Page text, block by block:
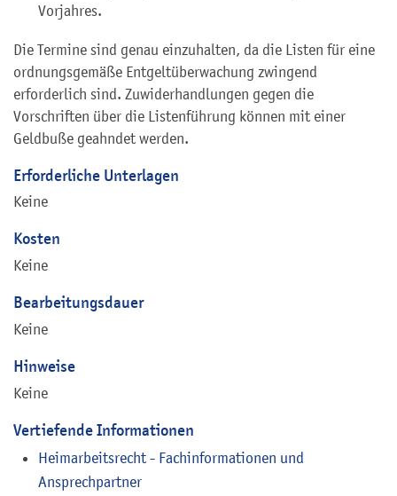
Vorjahres.
Die Termine sind genau einzuhalten, da die Listen für eine
ordnungsgemäße Entgeltüberwachung zwingend
erforderlich sind. Zuwiderhandlungen gegen die
Vorschriften über die Listenführung können mit einer
Geldbuße geahndet werden.
Erforderliche Unterlagen
Keine
Kosten
Keine
Bearbeitungsdauer
Keine
Hinweise
Keine
Vertiefende Informationen
Heimarbeitsrecht - Fachinformationen und
Ansprechpartner